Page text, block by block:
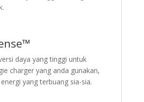
daya yang tinggi untuk
charger yang anda gunakan,
yang terbuang sia-sia.